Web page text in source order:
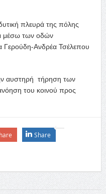
πλευρά της πόλης
μέσω των οδών
Ανδρέα Τσέλεπου
αυστηρή τήρηση των
του κοινού προς
Share